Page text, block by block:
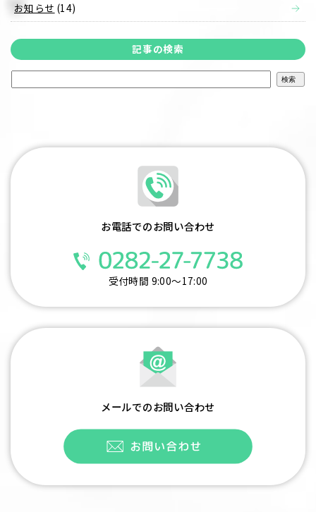
お知らせ (14)
記事の検索
検
お電話でのお問い合わせ
受付時間 9:00～17:00
メールでのお問い合わせ